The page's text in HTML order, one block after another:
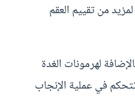
من تقييم العقم
لهرمونات الغدة
في عملية الإنجاب